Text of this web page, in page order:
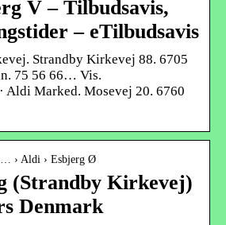
V – Tilbudsavis,
– eTilbudsavis
Strandby Kirkevej 88. 6705
75 56 66… Vis.
Aldi Marked. Mosevej 20. 6760
… › Aldi › Esbjerg Ø
(Strandby Kirkevej)
Denmark